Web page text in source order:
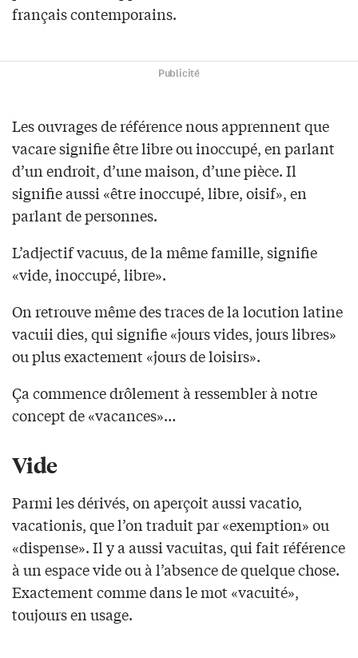
français contemporains.
Publicité
Les ouvrages de référence nous apprennent que
vacare signifie être libre ou inoccupé, en parlant
d’un endroit, d’une maison, d’une pièce. Il
signifie aussi «être inoccupé, libre, oisif», en
parlant de personnes.
L’adjectif vacuus, de la même famille, signifie
«vide, inoccupé, libre».
On retrouve même des traces de la locution latine
vacuii dies, qui signifie «jours vides, jours libres»
ou plus exactement «jours de loisirs».
Ça commence drôlement à ressembler à notre
concept de «vacances»…
Vide
Parmi les dérivés, on aperçoit aussi vacatio,
vacationis, que l’on traduit par «exemption» ou
«dispense». Il y a aussi vacuitas, qui fait référence
à un espace vide ou à l’absence de quelque chose.
Exactement comme dans le mot «vacuité»,
toujours en usage.